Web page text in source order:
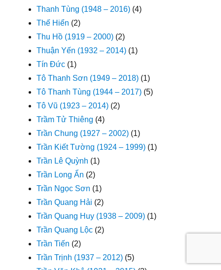
Thanh Tùng (1948 – 2016) (4)
Thế Hiển (2)
Thu Hồ (1919 – 2000) (2)
Thuận Yến (1932 – 2014) (1)
Tín Đức (1)
Tô Thanh Sơn (1949 – 2018) (1)
Tô Thanh Tùng (1944 – 2017) (5)
Tô Vũ (1923 – 2014) (2)
Trầm Tử Thiêng (4)
Trần Chung (1927 – 2002) (1)
Trần Kiết Tường (1924 – 1999) (1)
Trần Lê Quỳnh (1)
Trần Long Ẩn (2)
Trần Ngọc Sơn (1)
Trần Quang Hải (2)
Trần Quang Huy (1938 – 2009) (1)
Trần Quang Lộc (2)
Trần Tiến (2)
Trần Trịnh (1937 – 2012) (5)